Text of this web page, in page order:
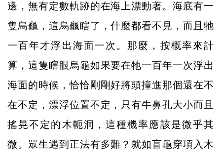
邊，無有定數軌跡的在海上漂動著。海底有一
隻烏龜，這烏龜瞎了，什麼都看不見，而且牠
一百年才浮出海面一次。那麼，按概率來計
算，這隻瞎眼烏龜如果要在牠一百年一次浮出
海面的時候，恰恰剛剛好將頭撞進那個還在不
在不定，漂浮位置不定，只有牛鼻孔大小而且
搖晃不定的木軛洞，這種機率應該是微乎其
微。眾生遇到正法有多難？就如盲龜穿項入木